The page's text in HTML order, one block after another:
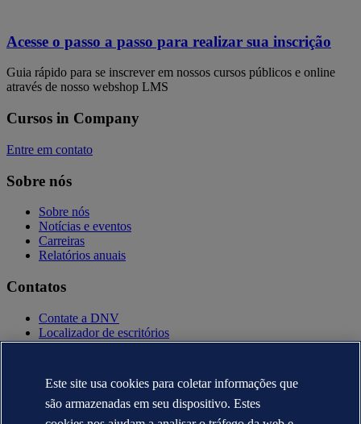
Acesse o passo a passo para realizar sua inscrição
Guia rápido para se inscrever em nossos cursos públicos e online
através de nosso webshop LMS
Cursos in Company
Entre em contato
Sobre nós
Sobre nós
Notícias e eventos
Carreiras
Relatórios anuais
Contatos
Contate a DNV
Localizador de escritórios
Contatos para imprensa
Política de privacidade
Termo de uso
Copyright © DNV AS 2025
Este site usa cookies para coletar informações que
são armazenadas em seu dispositivo. Estes